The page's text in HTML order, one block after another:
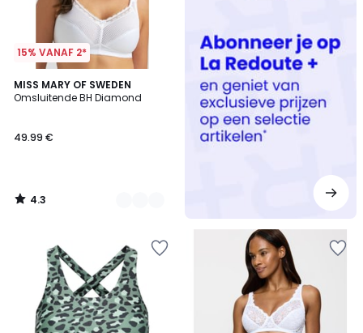
15% VANAF 2*
MISS MARY OF SWEDEN
Omsluitende BH Diamond
49.99 €
4.3
/ 5
3
Kleuren
4.3
/